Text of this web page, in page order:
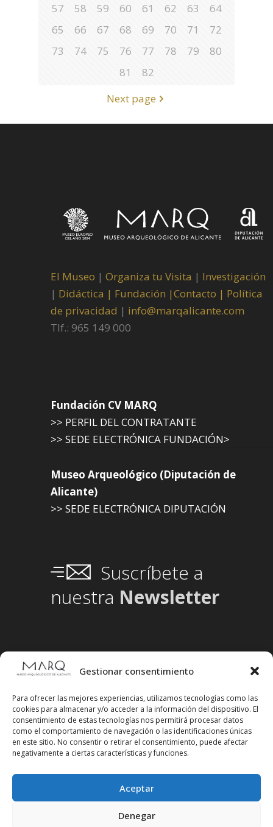
Gestionar consentimiento
Para ofrecer las mejores experiencias, utilizamos tecnologías como las
cookies para almacenar y/o acceder a la información del dispositivo. El
consentimiento de estas tecnologías nos permitirá procesar datos
como el comportamiento de navegación o las identificaciones únicas
en este sitio. No consentir o retirar el consentimiento, puede afectar
negativamente a ciertas características y funciones.
Aceptar
Denegar
57
58 59 60 61 62 63
64
65
66 67 68 69 70 71
72
73
74 75 76 77 78 79
80
81
82
Next page
El Museo | Organiza tu Visita | Investigación
| Didáctica | Fundación |Contacto | Política
de privacidad | info@marqalicante.com
Tlf.: 965 149 000
Fundación CV MARQ
>> PERFIL DEL CONTRATANTE
>> SEDE ELECTRÓNICA FUNDACIÓN>
Museo Arqueológico (Diputación de
Alicante)
>> SEDE ELECTRÓNICA DIPUTACIÓN
Suscríbete a
nuestra Newsletter
Síguenos en redes sociales